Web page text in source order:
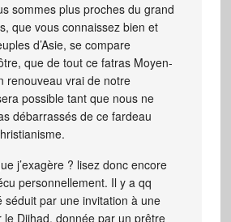
sommes plus proches du grand
que vous connaissez bien et
d’Asie, se compare
que de tout ce fatras Moyen-
renouveau vrai de notre
possible tant que nous ne
débarrassés de ce fardeau
j’exagère ? lisez donc encore
personnellement. Il y a qq
séduit par une invitation à une
le Djihad, donnée par un prêtre